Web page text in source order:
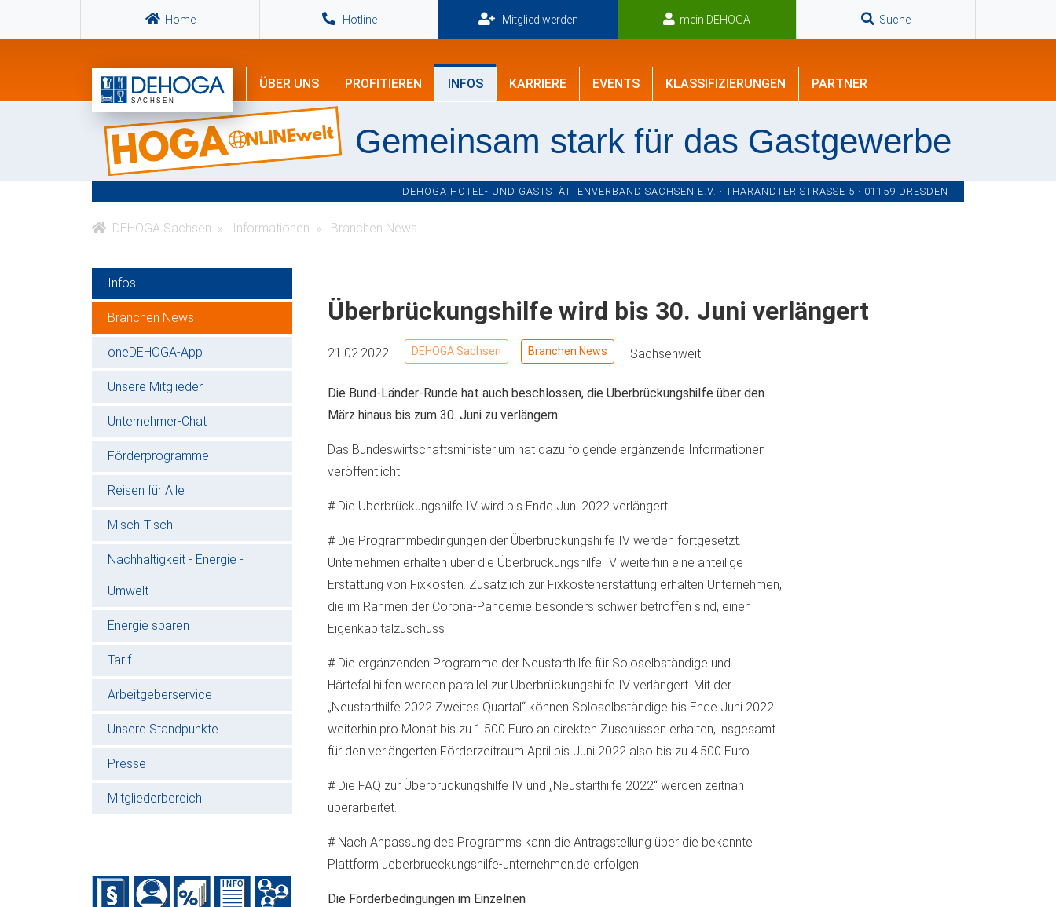
Home Hotline Mitglied werden mein DEHOGA Suche
ÜBER UNS PROFITIEREN INFOS KARRIERE EVENTS KLASSIFIZIERUNGEN PARTNER
Gemeinsam stark für das Gastgewerbe
DEHOGA HOTEL- UND GASTSTÄTTENVERBAND SACHSEN E.V. · THARANDTER STRASSE 5 · 01159 DRESDEN
DEHOGA Sachsen Informationen Branchen News
Infos
Branchen News
oneDEHOGA-App
Unsere Mitglieder
Unternehmer-Chat
Förderprogramme
Reisen für Alle
Misch-Tisch
Nachhaltigkeit - Energie -
Umwelt
Energie sparen
Tarif
Arbeitgeberservice
Unsere Standpunkte
Presse
Mitgliederbereich
Überbrückungshilfe wird bis 30. Juni verlängert
21.02.2022 DEHOGA Sachsen Branchen News Sachsenweit
Die Bund-Länder-Runde hat auch beschlossen, die Überbrückungshilfe über den
März hinaus bis zum 30. Juni zu verlängern
Das Bundeswirtschaftsministerium hat dazu folgende ergänzende Informationen
veröffentlicht:
# Die Überbrückungshilfe IV wird bis Ende Juni 2022 verlängert.
# Die Programmbedingungen der Überbrückungshilfe IV werden fortgesetzt.
Unternehmen erhalten über die Überbrückungshilfe IV weiterhin eine anteilige
Erstattung von Fixkosten. Zusätzlich zur Fixkostenerstattung erhalten Unternehmen,
die im Rahmen der Corona-Pandemie besonders schwer betroffen sind, einen
Eigenkapitalzuschuss
# Die ergänzenden Programme der Neustarthilfe für Soloselbständige und
Härtefallhilfen werden parallel zur Überbrückungshilfe IV verlängert. Mit der
„Neustarthilfe 2022 Zweites Quartal“ können Soloselbständige bis Ende Juni 2022
weiterhin pro Monat bis zu 1.500 Euro an direkten Zuschüssen erhalten, insgesamt
für den verlängerten Förderzeitraum April bis Juni 2022 also bis zu 4.500 Euro.
# Die FAQ zur Überbrückungshilfe IV und „Neustarthilfe 2022“ werden zeitnah
überarbeitet.
# Nach Anpassung des Programms kann die Antragstellung über die bekannte
Plattform ueberbrueckungshilfe-unternehmen.de erfolgen.
Die Förderbedingungen im Einzelnen